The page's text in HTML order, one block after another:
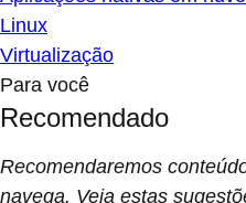
Linux
Virtualização
Para você
Recomendado
Recomendaremos
navega. Veja estas